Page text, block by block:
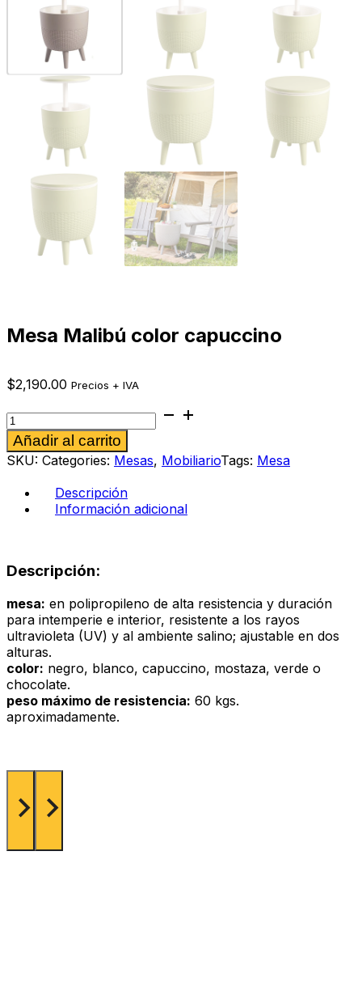
Mesa Malibú color capuccino
$2,190.00 Precios + IVA
Mesa
Malibú
color
capuccino
cantidad
Añadir al carrito
SKU: Categories: Mesas, MobiliarioTags: Mesa
Descripción
Información adicional
Descripción:
mesa: en polipropileno de alta resistencia y duración
para intemperie e interior, resistente a los rayos
ultravioleta (UV) y al ambiente salino; ajustable en dos
alturas.
color: negro, blanco, capuccino, mostaza, verde o
chocolate.
peso máximo de resistencia: 60 kgs.
aproximadamente.